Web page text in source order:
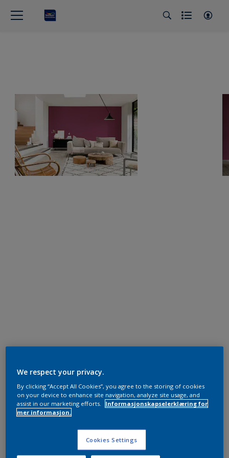
We respect your privacy.
By clicking “Accept All Cookies”, you agree to the storing of cookies
on your device to enhance site navigation, analyze site usage, and
assist in our marketing efforts.
Informasjonskapselerklæring for
mer informasjon.
Cookies Settings